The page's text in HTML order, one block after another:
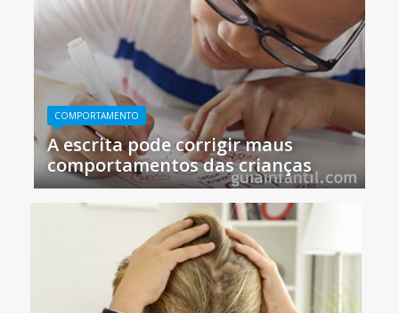
COMPORTAMENTO
A escrita pode corrigir maus
comportamentos das crianças